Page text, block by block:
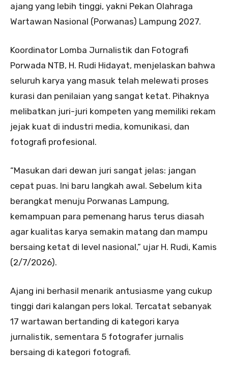
ajang yang lebih tinggi, yakni Pekan Olahraga
Wartawan Nasional (Porwanas) Lampung 2027.
Koordinator Lomba Jurnalistik dan Fotografi
Porwada NTB, H. Rudi Hidayat, menjelaskan bahwa
seluruh karya yang masuk telah melewati proses
kurasi dan penilaian yang sangat ketat. Pihaknya
melibatkan juri-juri kompeten yang memiliki rekam
jejak kuat di industri media, komunikasi, dan
fotografi profesional.
“Masukan dari dewan juri sangat jelas: jangan
cepat puas. Ini baru langkah awal. Sebelum kita
berangkat menuju Porwanas Lampung,
kemampuan para pemenang harus terus diasah
agar kualitas karya semakin matang dan mampu
bersaing ketat di level nasional,” ujar H. Rudi, Kamis
(2/7/2026).
Ajang ini berhasil menarik antusiasme yang cukup
tinggi dari kalangan pers lokal. Tercatat sebanyak
17 wartawan bertanding di kategori karya
jurnalistik, sementara 5 fotografer jurnalis
bersaing di kategori fotografi.